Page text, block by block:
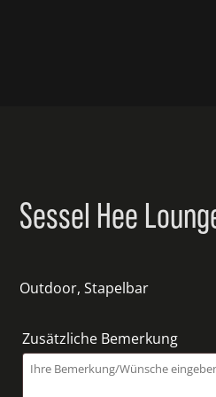
Sessel Hee
Outdoor, Stapelbar
Zusätzliche Bemerkung